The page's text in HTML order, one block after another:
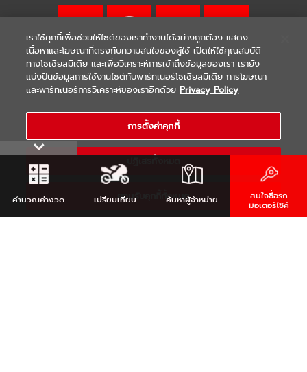
WARRANTY | Terms & Conditions
COPYRIGHT 2021 THAI YAMAHA MOTOR CO.,LTD. ALL RIGHTS
RESERVED
คำนวณค่างวด เปรียบเทียบ ค้นหาผู้จำหน่าย สนใจซื้อรถ
มอเตอร์ไซค์
เราใช้คุกกี้เพื่อช่วยให้ไซต์ของเราทำงานได้อย่างถูกต้อง แสดง
เนื้อหาและโฆษณาที่ตรงกับความสนใจของผู้ใช้ เปิดให้ใช้คุณสมบัติ
ทางโซเชียลมีเดีย และเพื่อวิเคราะห์การเข้าถึงข้อมูลของเรา เรายัง
แบ่งปันข้อมูลการใช้งานไซต์กับพาร์ทเนอร์โซเชียลมีเดีย การโฆษณา
และพาร์ทเนอร์การวิเคราะห์ของเราอีกด้วย Privacy Policy
การตั้งค่าคุกกี้
ยอมรับคุกกี้ทั้งหมด